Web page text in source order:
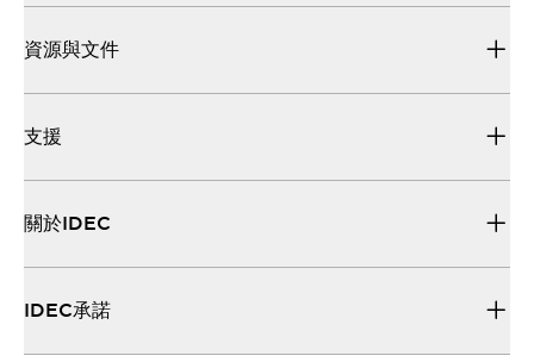
資源與文件
支援
關於IDEC
IDEC承諾